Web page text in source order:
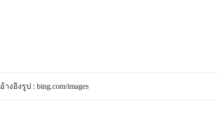
อ้างอิงรูป : bing.com/images